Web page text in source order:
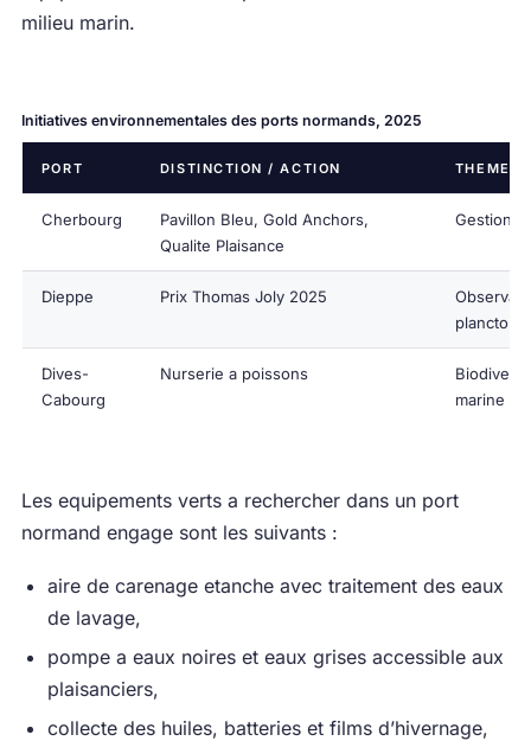
milieu marin.
Initiatives environnementales des ports normands, 2025
PORT DISTINCTION / ACTION THEME
Cherbourg
Pavillon Bleu, Gold Anchors,
Qualite Plaisance
Gestion
Dieppe Prix Thomas Joly 2025
plancton
Dives-
Cabourg
Nurserie a poissons
marine
Les equipements verts a rechercher dans un port
normand engage sont les suivants :
aire de carenage etanche avec traitement des eaux
de lavage,
pompe a eaux noires et eaux grises accessible aux
plaisanciers,
collecte des huiles, batteries et films d’hivernage,